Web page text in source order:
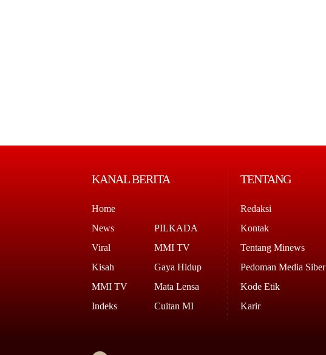
KANAL BERITA
Home
News
Viral
Kisah
MMI TV
Indeks
PILKADA
MMI TV
Gaya Hidup
Mata Lensa
Cuitan MI
TENTANG
Redaksi
Kontak
Tentang Minews
Pedoman Media Siber
Kode Etik
Karir